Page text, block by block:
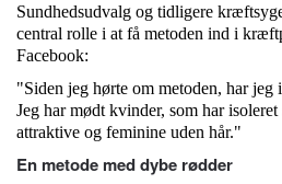
Sundhedsudvalg og tidligere
central rolle i at få metoden ind i
Facebook:
"Siden jeg hørte om metoden, har jeg
Jeg har mødt kvinder, som har
attraktive og feminine uden hår."
En metode med dybe rødder